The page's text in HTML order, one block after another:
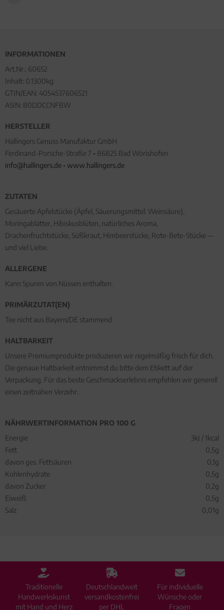
INFORMATIONEN
Art.Nr.: 60652
Inhalt: 0.1300kg
GTIN/EAN: 4054537606521
ASIN: B0DDCCNFBW
HERSTELLER
Hallingers Genuss Manufaktur GmbH
Ferdinand-Porsche-Straße 7 • 86825 Bad Wörishofen
info@hallingers.de • www.hallingers.de
ZUTATEN
Gesäuerte Apfelstücke (Äpfel, Säuerungsmittel: Weinsäure),
Moringablätter, Hibiskusblüten, natürliches Aroma,
Drachenfruchtstücke, Süßkraut, Himbeerstücke, Rote-Bete-Stücke —
und viel Liebe.
ALLERGENE
Kann Spuren von Nüssen enthalten.
PRIMÄRZUTAT(EN)
Tee nicht aus Bayern/DE stammend
HALTBARKEIT
Unsere Premiumprodukte produzieren wir regelmäßig frisch für dich.
Die genaue Haltbarkeit entnimmst du bitte dem Etikett auf der
Verpackung. Für das beste Geschmackserlebnis empfehlen wir generell
einen zeitnahen Verzehr.
NÄHRWERTINFORMATION PRO 100 G
Energie
3kJ / 1kcal
Fett
0,5g
davon ges. Fettsäuren
0,1g
Kohlenhydrate
0,5g
davon Zucker
0,2g
Eiweiß
0,5g
Salz
0,01g
Traditionelle
Handwerkskunst
mit Hand und Herz
Deutschlandweit
versandkostenfrei
per DHL
Für individuelle
Wünsche oder
Fragen